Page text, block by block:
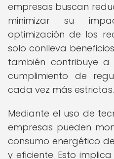
empresas buscan
minimizar su
optimización de los
solo conlleva
también contribuye
cumplimiento de
cada vez más estrictas.
Mediante el uso de
empresas pueden
consumo energético
y eficiente. Esto